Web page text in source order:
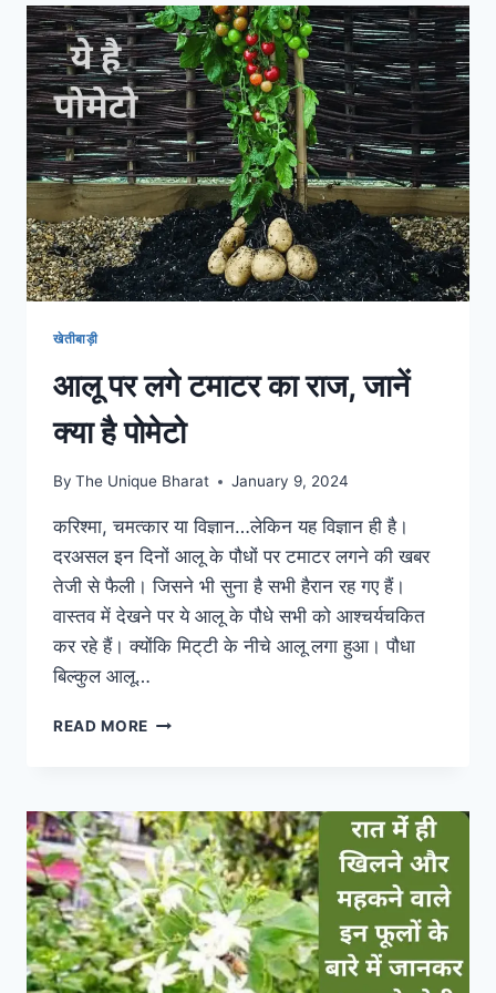
होते
हैं
गार्डन
के
लिए
जरूरी
खेतीबाड़ी
आलू पर लगे टमाटर का राज, जानें
क्या है पोमेटो
By The Unique Bharat January 9, 2024
करिश्मा, चमत्कार या विज्ञान…लेकिन यह विज्ञान ही है।
दरअसल इन दिनों आलू के पौधों पर टमाटर लगने की खबर
तेजी से फैली। जिसने भी सुना है सभी हैरान रह गए हैं।
वास्तव में देखने पर ये आलू के पौधे सभी को आश्चर्यचकित
कर रहे हैं। क्योंकि मिट्‌टी के नीचे आलू लगा हुआ। पौधा
बिल्कुल आलू…
READ MORE आलू
का
राज,
जानें
क्या
है
पोमेटो